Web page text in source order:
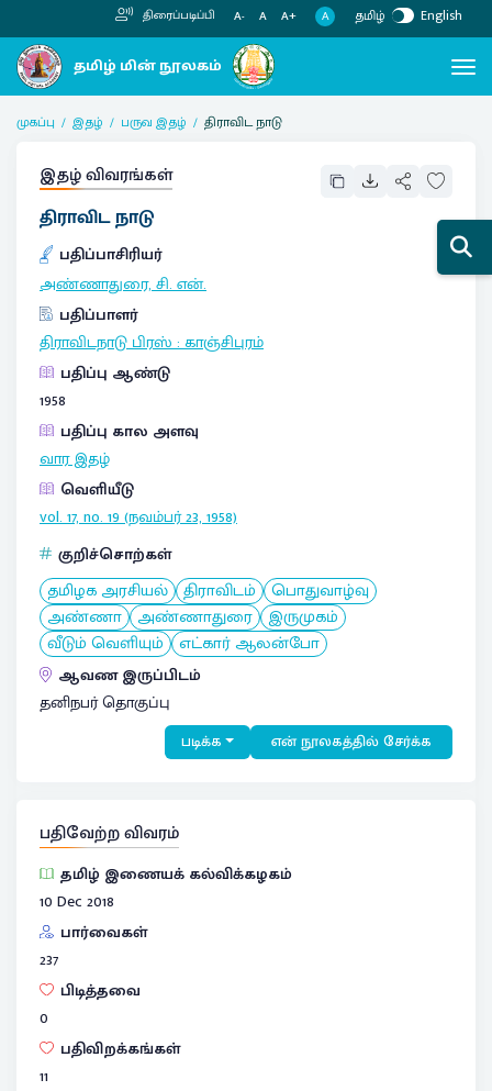
திரைப்படிப்பி A- A A+ A தமிழ் English
முகப்பு இதழ் பருவ இதழ் திராவிட நாடு
இதழ் விவரங்கள்
திராவிட நாடு
பதிப்பாசிரியர்
அண்ணாதுரை, சி. என்.
பதிப்பாளர்
திராவிடநாடு பிரஸ்:காஞ்சிபுரம்
பதிப்பு ஆண்டு
1958
பதிப்பு கால அளவு
வார இதழ்
வெளியீடு
vol. 17, no. 19 (நவம்பர் 23, 1958)
குறிச்சொற்கள்
தமிழக அரசியல் திராவிடம் பொதுவாழ்வு
அண்ணா அண்ணாதுரை இருமுகம்
வீடும் வெளியும் எட்கார் ஆலன்போ
ஆவண இருப்பிடம்
தனிநபர் தொகுப்பு
படிக்க என் நூலகத்தில் சேர்க்க
பதிவேற்ற விவரம்
தமிழ் இணையக் கல்விக்கழகம்
10 Dec 2018
பார்வைகள்
237
பிடித்தவை
0
பதிவிறக்கங்கள்
11